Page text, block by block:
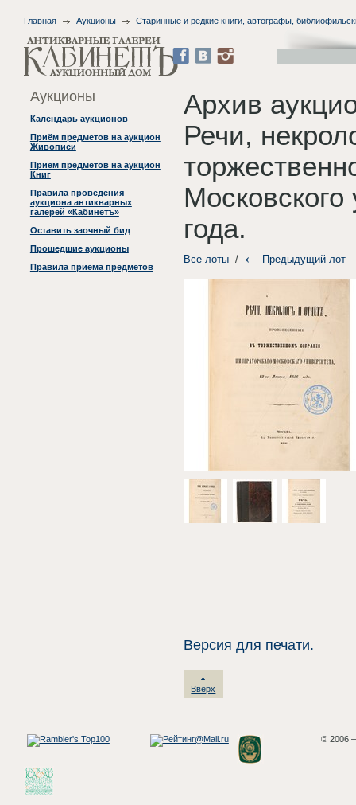
Главная Аукционы Старинные и редкие книги, автографы,
Аукционы
Календарь аукционов
Приём предметов на аукцион
Живописи
Приём предметов на аукцион
Книг
Правила проведения
аукциона антикварных
галерей «Кабинетъ»
Оставить заочный бид
Прошедшие аукционы
Правила приема предметов
Архив
Речи,
года.
Все лоты/ Предыдущий лот
Версия для печати.
Вверх
© 2006